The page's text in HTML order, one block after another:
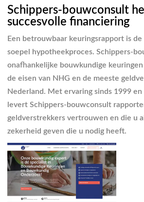
Schippers-bouwconsult
succesvolle financiering
Een betrouwbaar keuringsrapport is de
soepel hypotheekproces. Schippers-
onafhankelijke bouwkundige
de eisen van NHG en de meeste
Nederland. Met ervaring sinds 1999
levert Schippers-bouwconsult
geldverstrekkers vertrouwen en die u
zekerheid geven die u nodig heeft.